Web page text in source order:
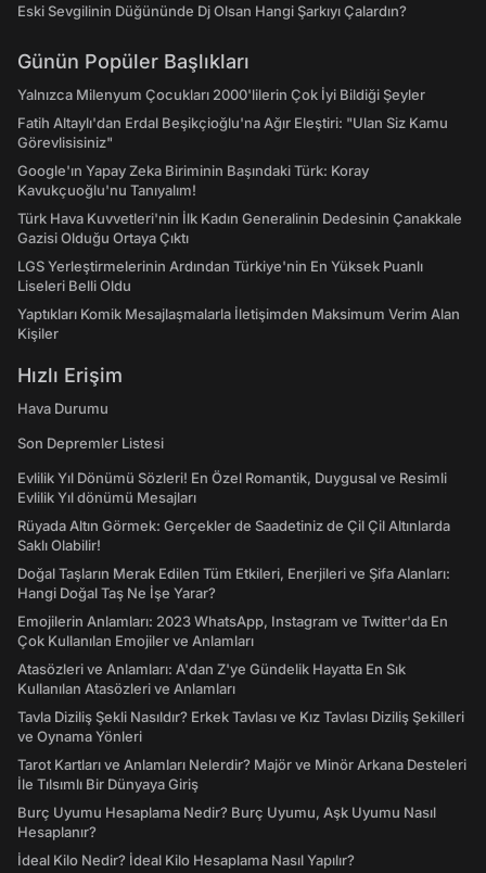
Eski Sevgilinin Düğününde Dj Olsan Hangi Şarkıyı Çalardın?
Günün Popüler Başlıkları
Yalnızca Milenyum Çocukları 2000'lilerin Çok İyi Bildiği Şeyler
Fatih Altaylı'dan Erdal Beşikçioğlu'na Ağır Eleştiri: "Ulan Siz Kamu
Görevlisisiniz"
Google'ın Yapay Zeka Biriminin Başındaki Türk: Koray
Kavukçuoğlu'nu Tanıyalım!
Türk Hava Kuvvetleri'nin İlk Kadın Generalinin Dedesinin Çanakkale
Gazisi Olduğu Ortaya Çıktı
LGS Yerleştirmelerinin Ardından Türkiye'nin En Yüksek Puanlı
Liseleri Belli Oldu
Yaptıkları Komik Mesajlaşmalarla İletişimden Maksimum Verim Alan
Kişiler
Hızlı Erişim
Hava Durumu
Son Depremler Listesi
Evlilik Yıl Dönümü Sözleri! En Özel Romantik, Duygusal ve Resimli
Evlilik Yıl dönümü Mesajları
Rüyada Altın Görmek: Gerçekler de Saadetiniz de Çil Çil Altınlarda
Saklı Olabilir!
Doğal Taşların Merak Edilen Tüm Etkileri, Enerjileri ve Şifa Alanları:
Hangi Doğal Taş Ne İşe Yarar?
Emojilerin Anlamları: 2023 WhatsApp, Instagram ve Twitter'da En
Çok Kullanılan Emojiler ve Anlamları
Atasözleri ve Anlamları: A'dan Z'ye Gündelik Hayatta En Sık
Kullanılan Atasözleri ve Anlamları
Tavla Diziliş Şekli Nasıldır? Erkek Tavlası ve Kız Tavlası Diziliş Şekilleri
ve Oynama Yönleri
Tarot Kartları ve Anlamları Nelerdir? Majör ve Minör Arkana Desteleri
İle Tılsımlı Bir Dünyaya Giriş
Burç Uyumu Hesaplama Nedir? Burç Uyumu, Aşk Uyumu Nasıl
Hesaplanır?
İdeal Kilo Nedir? İdeal Kilo Hesaplama Nasıl Yapılır?